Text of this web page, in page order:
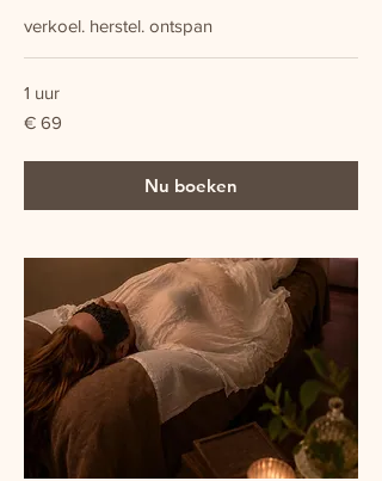
verkoel. herstel. ontspan
1 uur
69
euro
€ 69
Nu boeken